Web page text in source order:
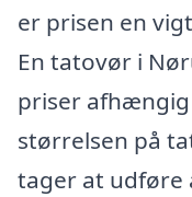
er prisen en
En tatovør i
priser afhængig
størrelsen på
tager at udføre